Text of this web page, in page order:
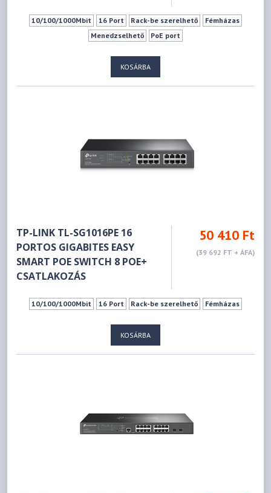
10/100/1000Mbit 16 Port Rack-be szerelhető
Fémházas
Menedzselhető
PoE port
KOSÁRBA
TP-LINK TL-SG1016PE 16
PORTOS GIGABITES EASY
SMART POE SWITCH 8 POE+
CSATLAKOZÁS
50 410 Ft
(39 692 FT + ÁFA)
10/100/1000Mbit 16 Port Rack-be szerelhető Fémházas
KOSÁRBA